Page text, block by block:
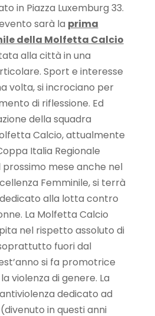
in Piazza Luxemburg 33.
sarà la prima
della Molfetta Calcio
alla città in una
Sport e interesse
volta, si incrociano per
di riflessione. Ed
della squadra
Calcio, attualmente
Italia Regionale
prossimo mese anche nel
Femminile, si terrà
alla lotta contro
La Molfetta Calcio
nel rispetto assoluto di
fuori dal
si fa promotrice
violenza di genere. La
dedicato ad
(divenuto in questi anni